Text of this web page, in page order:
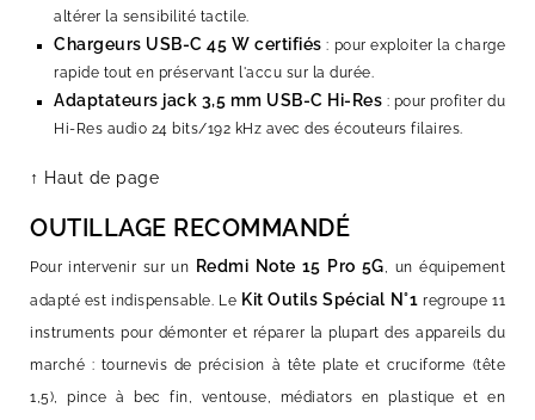
altérer la sensibilité tactile.
Chargeurs USB-C 45 W certifiés : pour exploiter la charge
rapide tout en préservant l'accu sur la durée.
Adaptateurs jack 3,5 mm USB-C Hi-Res : pour profiter du
Hi-Res audio 24 bits/192 kHz avec des écouteurs filaires.
↑ Haut de page
OUTILLAGE RECOMMANDÉ
Pour intervenir sur un Redmi Note 15 Pro 5G, un équipement
adapté est indispensable. Le Kit Outils Spécial N°1 regroupe 11
instruments pour démonter et réparer la plupart des appareils du
marché : tournevis de précision à tête plate et cruciforme (tête
1,5), pince à bec fin, ventouse, médiators en plastique et en